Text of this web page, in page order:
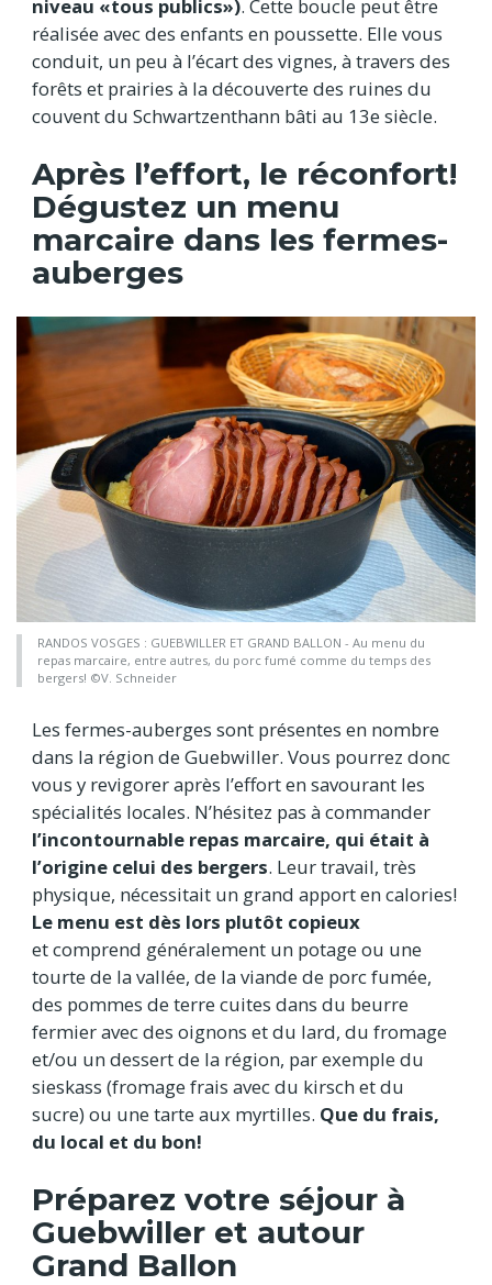
niveau «tous publics»). Cette boucle peut être
réalisée avec des enfants en poussette. Elle vous
conduit, un peu à l’écart des vignes, à travers des
forêts et prairies à la découverte des ruines du
couvent du Schwartzenthann bâti au 13e siècle.
Après l’effort, le réconfort!
Dégustez un menu
marcaire dans les fermes-
auberges
RANDOS VOSGES : GUEBWILLER ET GRAND BALLON - Au menu du
repas marcaire, entre autres, du porc fumé comme du temps des
bergers! ©V. Schneider
Les fermes-auberges sont présentes en nombre
dans la région de Guebwiller. Vous pourrez donc
vous y revigorer après l’effort en savourant les
spécialités locales. N’hésitez pas à commander
l’incontournable repas marcaire, qui était à
l’origine celui des bergers. Leur travail, très
physique, nécessitait un grand apport en calories!
Le menu est dès lors plutôt copieux
et comprend généralement un potage ou une
tourte de la vallée, de la viande de porc fumée,
des pommes de terre cuites dans du beurre
fermier avec des oignons et du lard, du fromage
et/ou un dessert de la région, par exemple du
sieskass (fromage frais avec du kirsch et du
sucre) ou une tarte aux myrtilles. Que du frais,
du local et du bon!
Préparez votre séjour à
Guebwiller et autour
Grand Ballon